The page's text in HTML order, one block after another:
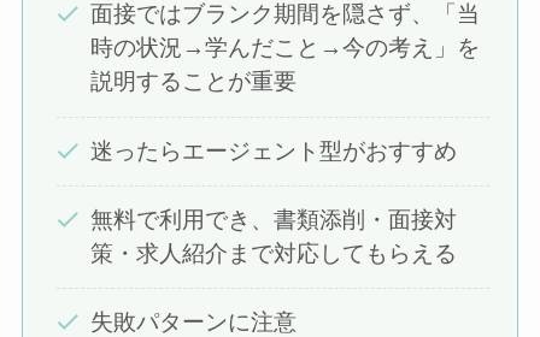
面接ではブランク期間を隠さず、「当
時の状況→学んだこと→今の考え」を
説明することが重要
迷ったらエージェント型がおすすめ
無料で利用でき、書類添削・面接対
策・求人紹介まで対応してもらえる
失敗パターンに注意